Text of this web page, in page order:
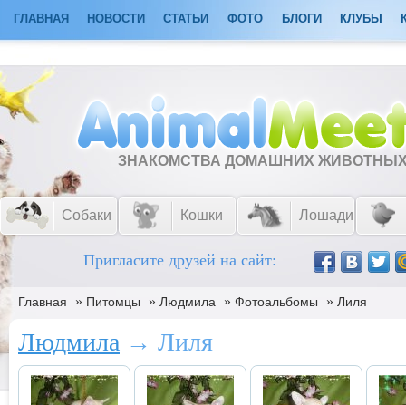
ГЛАВНАЯ НОВОСТИ СТАТЬИ ФОТО БЛОГИ КЛУБЫ
ЗНАКОМСТВА ДОМАШНИХ
Собаки Кошки Лошади
Пригласите друзей на сайт:
Главная » Питомцы » Людмила » Фотоальбомы » Лиля
Людмила → Лиля